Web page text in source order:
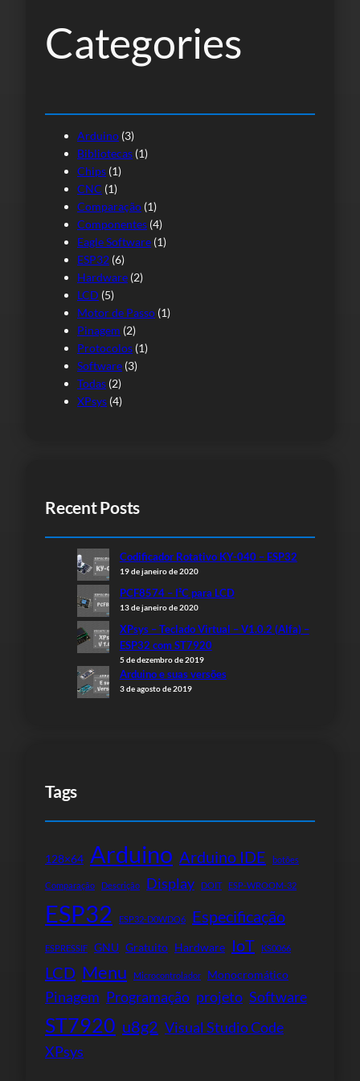
aCategories
Arduino (3)
Bibliotecas (1)
Chips (1)
CNC (1)
Comparação (1)
Componentes (4)
Eagle Software (1)
ESP32 (6)
Hardware (2)
LCD (5)
Motor de Passo (1)
Pinagem (2)
Protocolos (1)
Software (3)
Todas (2)
XPsys (4)
Recent Posts
Codificador Rotativo KY-040 – ESP32
19 de janeiro de 2020
PCF8574 – I²C para LCD
13 de janeiro de 2020
XPsys – Teclado Virtual – V1.0.2 (Alfa) –
ESP32 com ST7920
5 de dezembro de 2019
Arduino e suas versões
3 de agosto de 2019
Tags
128×64 Arduino Arduino IDE botões
Comparação Descrição Display DOIT ESP-WROOM-32
ESP32 ESP32-D0WDQ6 Especificação
ESPRESSIF GNU Gratuito Hardware IoT KS0066
LCD Menu Microcontrolador Monocromático
Pinagem Programação projeto Software
ST7920 u8g2 Visual Studio Code
XPsys